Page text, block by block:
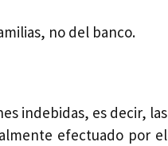
no del banco.
indebidas, es decir, las
efectuado por el